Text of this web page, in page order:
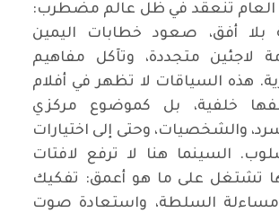
العام تنعقد في ظل عالم مضطرب:
بلا أفق، صعود خطابات اليمين
لاجئين متجددة، وتآكل مفاهيم
هذه السياقات لا تظهر في أفلام
خلفية، بل كموضوع مركزي
والشخصيات، وحتى إلى اختيارات
السينما هنا لا ترفع لافتات
تشتغل على ما هو أعمق: تفكيك
مساءلة السلطة، واستعادة صوت